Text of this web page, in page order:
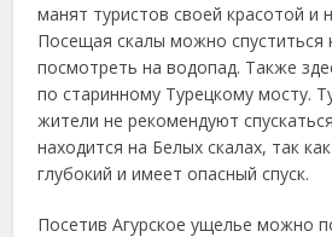
манят туристов своей красотой
Посещая скалы можно спуститься
посмотреть на водопад. Также
по старинному Турецкому мосту.
жители не рекомендуют
находится на Белых скалах, так
глубокий и имеет опасный спуск.
Посетив Агурское ущелье можно